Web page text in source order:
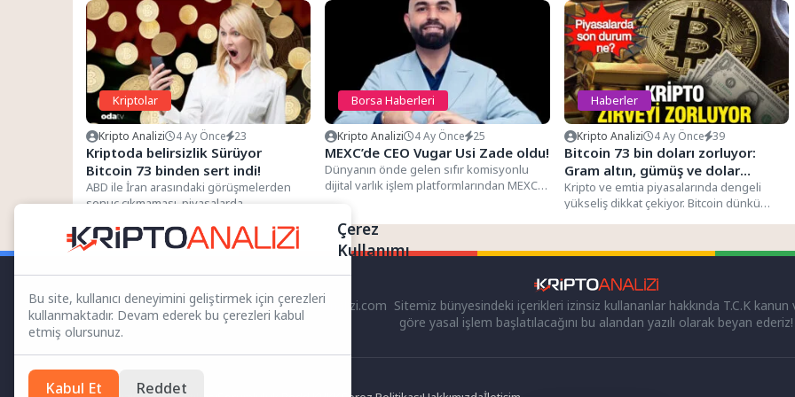
Kriptolar
Kripto Analizi 4 Ay Önce 23
Kriptoda belirsizlik Sürüyor
Bitcoin 73 binden sert indi!
ABD ile İran arasındaki görüşmelerden
sonuç çıkmaması, piyasalarda
Yardımcısı JD Vance,...
Borsa Haberleri
Kripto Analizi 4 Ay Önce 25
MEXC’de CEO Vugar Usi Zade oldu!
Dünyanın önde gelen sıfır komisyonlu
dijital varlık işlem platformlarından MEXC,
Haberler
Kripto Analizi 4 Ay Önce 39
Bitcoin 73 bin doları zorluyor:
Gram altın, gümüş ve dolar
piyasasında son durum ne?
Kripto ve emtia piyasalarında dengeli
yükseliş dikkat çekiyor. Bitcoin dünkü
kriptoanalizi.com Sitemiz bünyesindeki içerikleri izinsiz kullananlar hakkında T.C.K
göre yasal işlem başlatılacağını bu alandan yazılı olarak beyan ederiz!
Çerez
Kullanımı
Bu site, kullanıcı deneyimini geliştirmek için çerezleri
kullanmaktadır. Devam ederek bu çerezleri kabul
etmiş olursunuz.
Kabul Et Reddet